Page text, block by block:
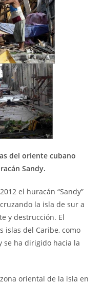
del oriente cubano
Sandy.
el huracán “Sandy”
la isla de sur a
y destrucción. El
islas del Caribe, como
se ha dirigido hacia la
oriental de la isla en